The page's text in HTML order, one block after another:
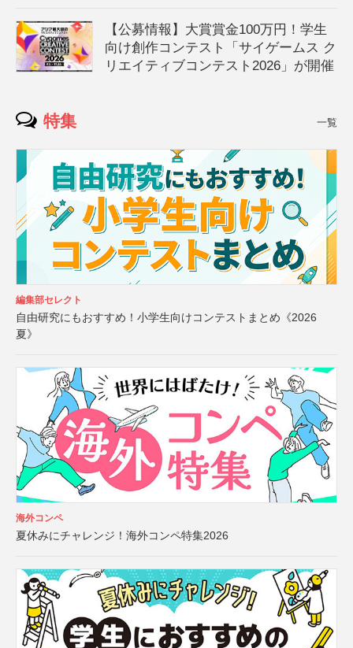
【公募情報】大賞賞金100万円！学生
向け創作コンテスト「サイゲームス ク
リエイティブコンテスト2026」が開催
特集 一覧
編集部セレクト
自由研究にもおすすめ！小学生向けコンテストまとめ《2026
夏》
海外コンペ
夏休みにチャレンジ！海外コンペ特集2026